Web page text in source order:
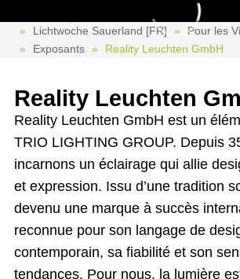
Reality Leuchten GmbH
Lichtwoche Sauerland [FR]
Pour les
Exposants
Reality Leuchten GmbH
Reality Leuchten
Reality Leuchten GmbH est un
TRIO LIGHTING GROUP. Depuis
incarnons un éclairage qui allie
et expression. Issu d’une tradition
devenu une marque à succès
reconnue pour son langage de
contemporain, sa fiabilité et son
tendances. Pour nous, la lumière